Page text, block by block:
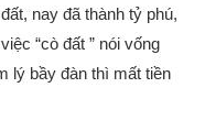
nay đã thành tỷ phú,
“cò đất ” nói vống
lý bầy đàn thì mất tiền